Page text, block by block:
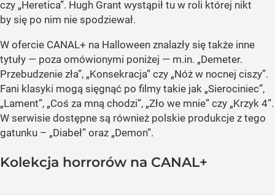
czy „Heretica”. Hugh Grant wystąpił tu w roli której nikt
by się po nim nie spodziewał.
W ofercie CANAL+ na Halloween znalazły się także inne
tytuły — poza omówionymi poniżej — m.in. „Demeter.
Przebudzenie zła”, „Konsekracja” czy „Nóż w nocnej ciszy”.
Fani klasyki mogą sięgnąć po filmy takie jak „Sierociniec”,
„Lament”, „Coś za mną chodzi”, „Zło we mnie” czy „Krzyk 4”.
W serwisie dostępne są również polskie produkcje z tego
gatunku – „Diabeł” oraz „Demon”.
Kolekcja horrorów na CANAL+